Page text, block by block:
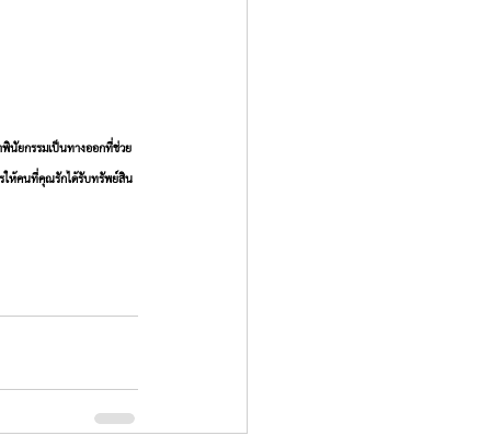
นัยกรรมเป็นทางออกที่ช่วย
ให้คนที่คุณรักได้รับทรัพย์สิน